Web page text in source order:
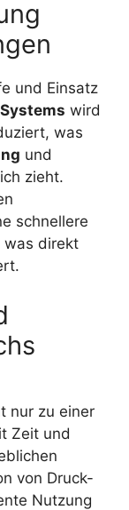
und Einsatz
wird
was
und
zieht.
schnellere
was direkt
nur zu einer
Zeit und
von Druck-
Nutzung